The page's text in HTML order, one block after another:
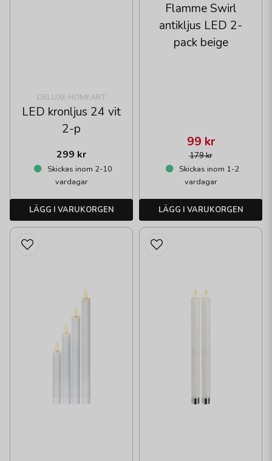
DELUXE HOMEART
LED kronljus 24 vit
2-p
299 kr
Skickas inom 2-10
vardagar
LÄGG I VARUKORGEN
Flamme Swirl
antikljus LED 2-
pack beige
179 kr
99 kr
Skickas inom 1-2
vardagar
LÄGG I VARUKORGEN